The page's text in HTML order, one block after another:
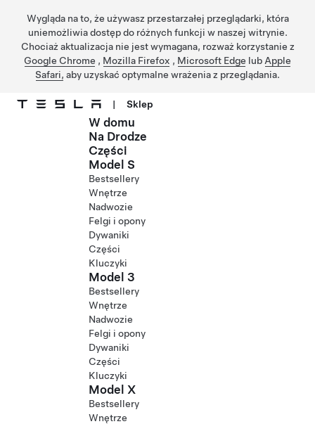
Wygląda na to, że używasz przestarzałej przeglądarki, która
uniemożliwia dostęp do różnych funkcji w naszej witrynie.
Chociaż aktualizacja nie jest wymagana, rozważ korzystanie z
Google Chrome , Mozilla Firefox , Microsoft Edge lub Apple
Safari, aby uzyskać optymalne wrażenia z przeglądania.
Przejdź do głównej zawartości
| Sklep
W domu
Na Drodze
Części
Model S
Bestsellery
Wnętrze
Nadwozie
Felgi i opony
Dywaniki
Części
Kluczyki
Model 3
Bestsellery
Wnętrze
Nadwozie
Felgi i opony
Dywaniki
Części
Kluczyki
Model X
Bestsellery
Wnętrze